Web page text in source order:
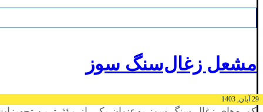
مشعل زغال‌سنگ سوز
29 آبان, 1403